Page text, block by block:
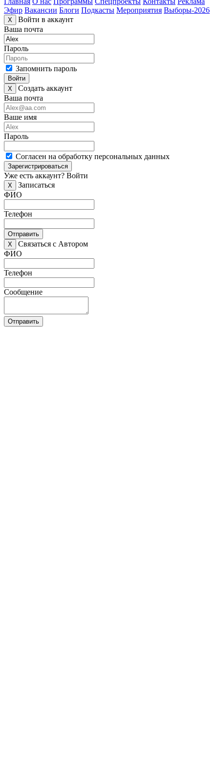
Эфир Вакансии Блоги Подкасты Мероприятия Выборы-2026
X
Войти в аккаунт
Ваша почта
Пароль
Запомнить пароль
Войти
X
Создать аккаунт
Ваша почта
Ваше имя
Пароль
Согласен на обработку персональных данных
Зарегистрироваться
Уже есть аккаунт? Войти
X
Записаться
ФИО
Телефон
Отправить
X
Связаться с Автором
ФИО
Телефон
Сообщение
Отправить